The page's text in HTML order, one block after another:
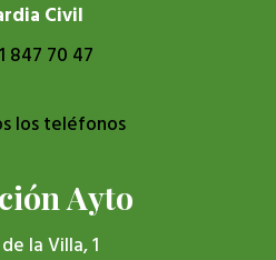
Civil
847 70 47
los teléfonos
Ayto
la Villa, 1